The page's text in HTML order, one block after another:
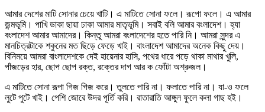
আমার দেশের মাটি সোনার চেয়ে খাটি। এ মাটিতে সোনা ফলে। রূপো ফলে। এ আমার
জন্মভূমি। পাখি ডাকা ছায়া ঢাকা আমার মাতৃভূমি। সবাই বলি আমার বংলাদেশ। হ্যা
বংলাদেশ আমার আমাদের। কিন্তু আমরা বংলাদেশের হতে পারি নি। আমরা সুন্দর এ
মানচিত্রটাকে শকুনের মত ছিড়ে ফেড়ে খাই। বাংলাদেশ আমাদের অনেক কিছু দেয়।
বিনিময়ে আমরা বাংলাদেশকে দেই হায়েনার হাসি, পথের ধারে পড়ে থাকা মাথার খুলি,
পাঁজড়ের হার, ছোপ ছোপ রক্ত, রক্তের দাগ আর ক ফোঁটা অশ্রুজল।
এ মাটিতে সোনা রূপা গিজ গিজ করে। তুলতে পারি না। ফলাতে পারি না। যা-ও ফলে
লুটে পুটে খাই। পেশি জোরে উদর পূর্তি করি। রাতারাতি আঙ্গুল ফুলে কলা গাছ হই।